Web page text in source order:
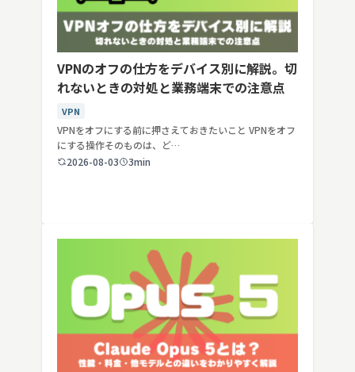
VPNのオフの仕方をデバイス別に解説。切
れないときの対処と業務端末での注意点
VPN
VPNをオフにする前に押さえておきたいこと VPNをオフ
にする操作そのものは、ど…
2026-08-03
3min